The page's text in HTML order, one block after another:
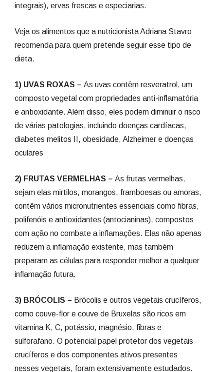
integrais), ervas frescas e especiarias.
Veja os alimentos que a nutricionista Adriana Stavro
recomenda para quem pretende seguir esse tipo de
dieta.
1) UVAS ROXAS – As uvas contêm resveratrol, um
composto vegetal com propriedades anti-inflamatória
e antioxidante. Além disso, eles podem diminuir o risco
de várias patologias, incluindo doenças cardíacas,
diabetes melitos II, obesidade, Alzheimer e doenças
oculares
2) FRUTAS VERMELHAS – As frutas vermelhas,
sejam elas mirtilos, morangos, framboesas ou amoras,
contêm vários micronutrientes essenciais como fibras,
polifenóis e antioxidantes (antocianinas), compostos
com ação no combate a inflamações. Elas não apenas
reduzem a inflamação existente, mas também
preparam as células para responder melhor a qualquer
inflamação futura.
3) BRÓCOLIS – Brócolis e outros vegetais crucíferos,
como couve-flor e couve de Bruxelas são ricos em
vitamina K, C, potássio, magnésio, fibras e
sulforafano. O potencial papel protetor dos vegetais
crucíferos e dos componentes ativos presentes
nesses vegetais, foram extensivamente estudados.